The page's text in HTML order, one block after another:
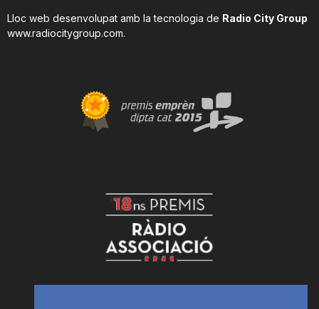
Lloc web desenvolupat amb la tecnologia de Radio City Group
www.radiocitygroup.com.